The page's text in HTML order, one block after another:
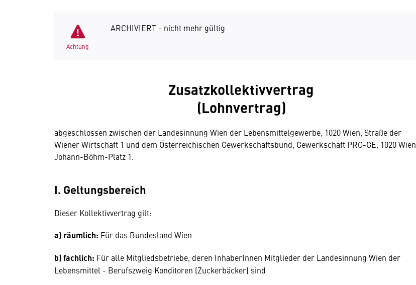
Achtung
ARCHIVIERT - nicht mehr gültig
Zusatzkollektivvertrag
(Lohnvertrag)
abgeschlossen zwischen der Landesinnung Wien der Lebensmittelgewerbe, 1020 Wien, Straße der
Wiener Wirtschaft 1 und dem Österreichischen Gewerkschaftsbund, Gewerkschaft PRO-GE, 1020 Wien,
Johann-Böhm-Platz 1.
I. Geltungsbereich
Dieser Kollektivvertrag gilt:
a) räumlich: Für das Bundesland Wien
b) fachlich: Für alle Mitgliedsbetriebe, deren InhaberInnen Mitglieder der Landesinnung Wien der
Lebensmittel - Berufszweig Konditoren (Zuckerbäcker) sind